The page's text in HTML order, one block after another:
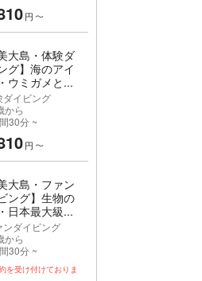
円 〜
大島・体験ダ
グ】海のアイ
ウミガメと...
ダイビング
から
30分 ~
円 〜
大島・ファン
ング】生物の
日本最大級...
ンダイビング
から
30分 ~
を受け付けておりま